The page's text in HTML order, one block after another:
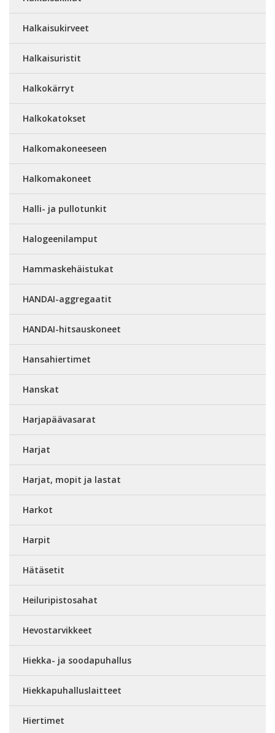
Halkaisukirveet
Halkaisuristit
Halkokärryt
Halkokatokset
Halkomakoneeseen
Halkomakoneet
Halli- ja pullotunkit
Halogeenilamput
Hammaskehäistukat
HANDAI-aggregaatit
HANDAI-hitsauskoneet
Hansahiertimet
Hanskat
Harjapäävasarat
Harjat
Harjat, mopit ja lastat
Harkot
Harpit
Hätäsetit
Heiluripistosahat
Hevostarvikkeet
Hiekka- ja soodapuhallus
Hiekkapuhalluslaitteet
Hiertimet